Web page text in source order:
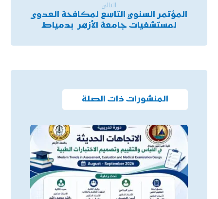
التالي
المؤتمر السنوي التاسع لمكافحة العدوى
لمستشفيات جامعة الأزهر بدمياط
المنشورات ذات الصلة